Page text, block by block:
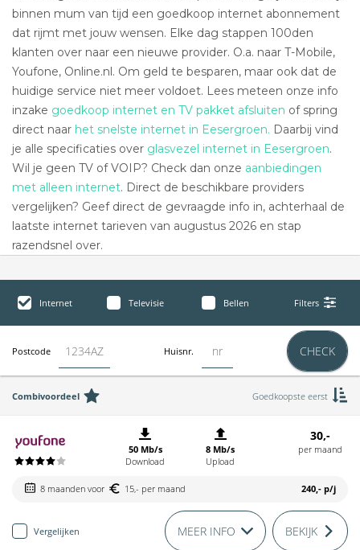
binnen mum van tijd een goedkoop internet abonnement
dat rijmt met jouw wensen. Elke dag stappen 100den
klanten over naar een nieuwe provider. O.a. naar T-Mobile,
Youfone, Online.nl. Om geld te besparen, maar ook dat de
huidige service niet meer voldoet. Lees meteen onze info
inzake goedkoop internet en TV pakket afsluiten of spring
direct naar het snelste internet in Eesergroen. Daarbij vind
je alle specificaties over glasvezel internet in Eesergroen.
Wil je geen TV of VOIP? Check dan onze aanbiedingen
met alleen internet. Direct de beschikbare providers
vergelijken? Geef direct de gevraagde info in, achterhaal de
laatste internet tarieven van augustus 2026 en stap
razendsnel over.
Internet Televisie Bellen Filters
Postcode Huisnr. CHECK
Combivoordeel Goedkoopste eerst
50 Mb/s
Download
8 Mb/s
Upload
30,-
per maand
8 maanden voor 15,- per maand 240,- p/j
Vergelijken MEER INFO BEKIJK